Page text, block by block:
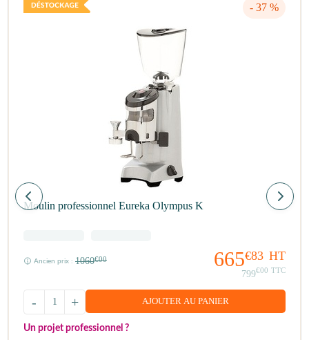
- 37 %
Moulin professionnel Eureka Olympus K
665€83 HT
799€00 TTC
Ancien prix : 1060€00
+
- AJOUTER AU PANIER
Un projet professionnel ?